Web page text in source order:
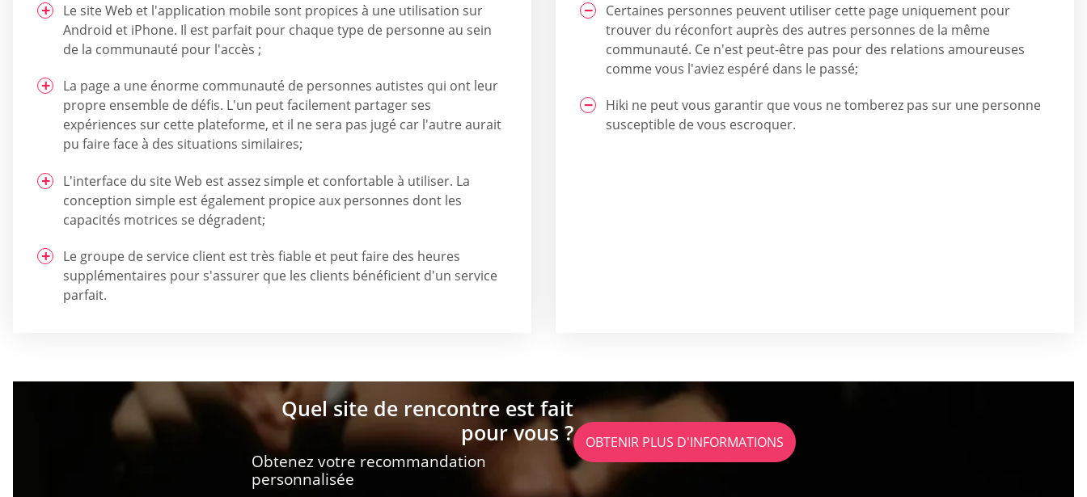
Le site Web et l'application mobile sont propices à une utilisation sur
Android et iPhone. Il est parfait pour chaque type de personne au sein
de la communauté pour l'accès ;
La page a une énorme communauté de personnes autistes qui ont leur
propre ensemble de défis. L'un peut facilement partager ses
expériences sur cette plateforme, et il ne sera pas jugé car l'autre aurait
pu faire face à des situations similaires;
L'interface du site Web est assez simple et confortable à utiliser. La
conception simple est également propice aux personnes dont les
capacités motrices se dégradent;
Le groupe de service client est très fiable et peut faire des heures
supplémentaires pour s'assurer que les clients bénéficient d'un service
parfait.
Certaines personnes peuvent utiliser cette page uniquement pour
trouver du réconfort auprès des autres personnes de la même
communauté. Ce n'est peut-être pas pour des relations amoureuses
comme vous l'aviez espéré dans le passé;
Hiki ne peut vous garantir que vous ne tomberez pas sur une personne
susceptible de vous escroquer.
Quel site de rencontre est fait
pour vous ?
Obtenez votre recommandation
personnalisée
OBTENIR PLUS D'INFORMATIONS